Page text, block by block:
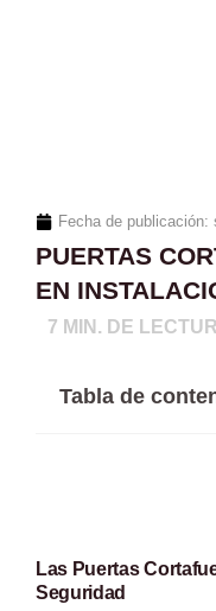
Fecha de publicación:
PUERTAS
EN
7 MIN. DE
Tabla de
Las Puertas
Seguridad